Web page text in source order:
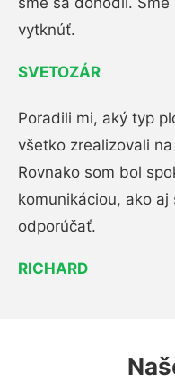
vytknúť.
SVETOZÁR
Poradili mi, aký typ
všetko zrealizovali
Rovnako som bol
komunikáciou, ako
odporúčať.
RICHARD